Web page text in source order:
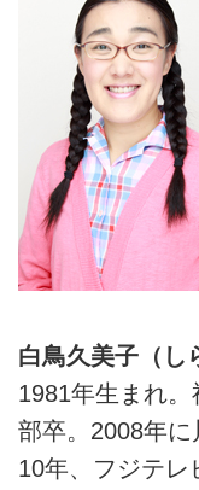
白鳥久美子（し
1981年生まれ
部卒。2008年に
10年、フジテレ